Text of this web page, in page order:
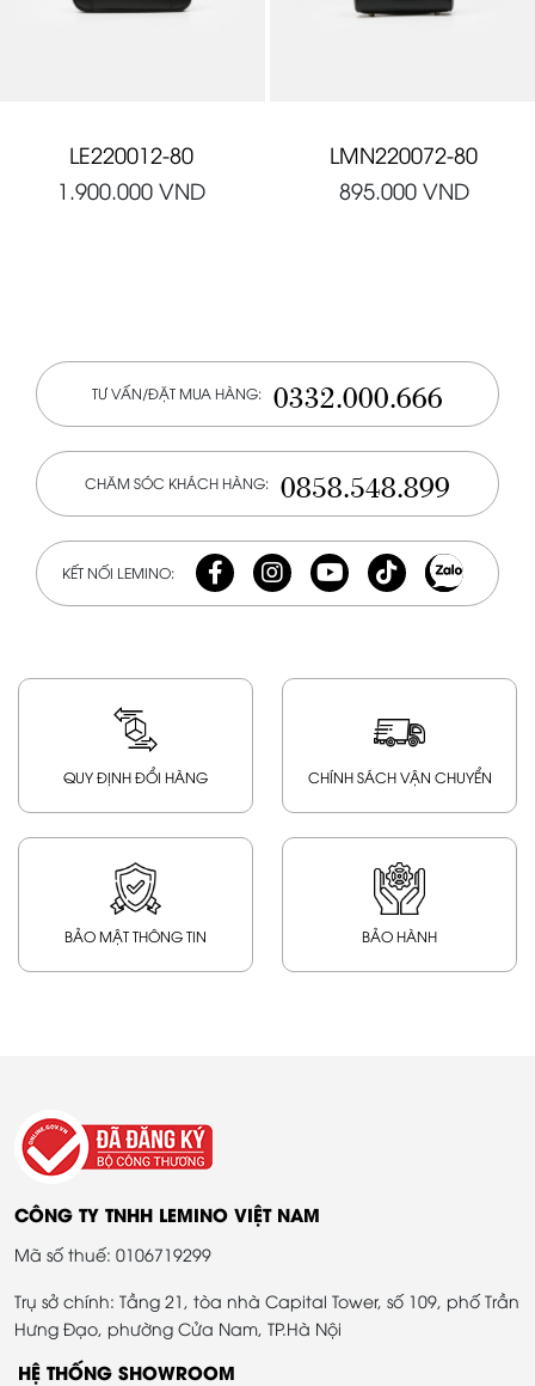
LE220012-80
1.900.000 VND
LMN220072-80
895.000VND
TƯ VẤN/ĐẶT MUA HÀNG: 0332.000.666
CHĂM SÓC KHÁCH HÀNG: 0858.548.899
KẾT NỐI LEMINO:
QUY ĐỊNH ĐỔI HÀNG CHÍNH SÁCH VẬN CHUYỂN
BẢO MẬT THÔNG TIN BẢO HÀNH
CÔNG TY TNHH LEMINO VIỆT NAM
Mã số thuế: 0106719299
Trụ sở chính: Tầng 21, tòa nhà Capital Tower, số 109, phố Trần
Hưng Đạo, phường Cửa Nam, TP.Hà Nội
HỆ THỐNG SHOWROOM